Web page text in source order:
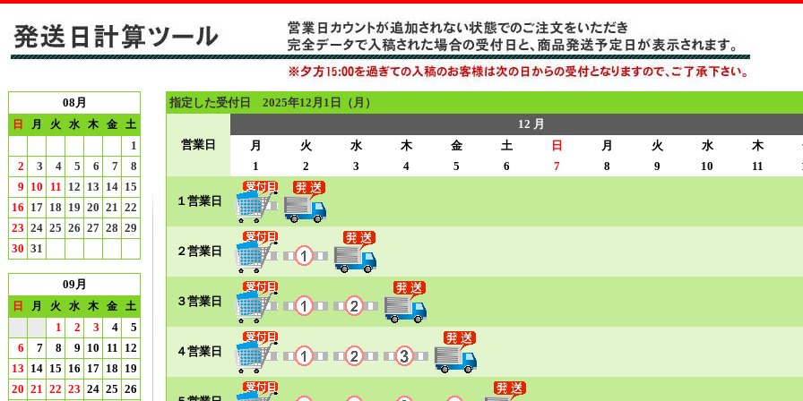
08月
日 月 火 水 木 金 土
1
2
3 4 5 6 7
8
9 10 11 12 13 14 15
16 17 18 19 20 21 22
23 24 25 26 27 28 29
30 31
09月
日 月 火 水 木 金 土
1 2 3 4
5
6
7 8 9 10 11 12
13 14 15 16 17 18 19
20 21 22 23 24 25 26
指定した受付日 2025年12月1日（月）
営業日
12 月
月
火 水 木 金 土 日 月 火 水 木
1
2 3 4 5 6 7 8 9 10 11
１営業日
２営業日
３営業日
４営業日